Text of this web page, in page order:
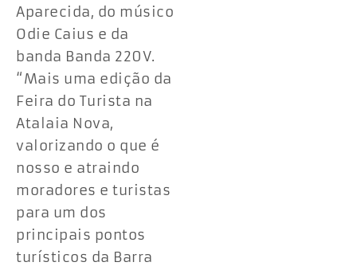
Aparecida, do músico
Odie Caius e da
banda Banda 220V.
“Mais uma edição da
Feira do Turista na
Atalaia Nova,
valorizando o que é
nosso e atraindo
moradores e turistas
para um dos
principais pontos
turísticos da Barra